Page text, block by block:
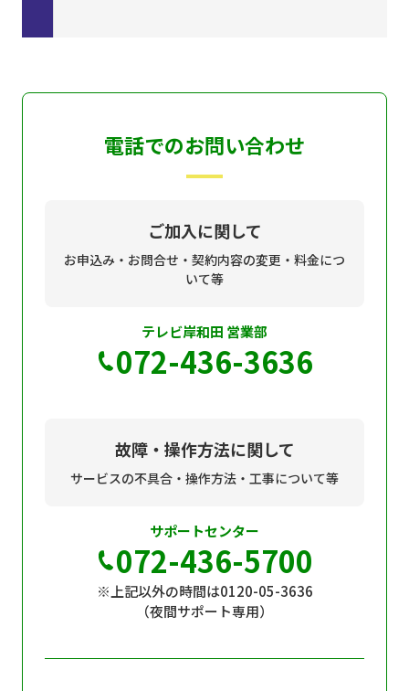
電話でのお問い合わせ
ご加入に関して
お申込み・お問合せ・契約内容の変更・料金につ
いて等
テレビ岸和田 営業部
072-436-3636
故障・操作方法に関して
サービスの不具合・操作方法・工事について等
サポートセンター
072-436-5700
※上記以外の時間は0120-05-3636
（夜間サポート専用）